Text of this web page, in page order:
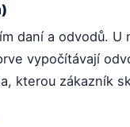
daní a odvodů. U
vypočítávají
kterou zákazník